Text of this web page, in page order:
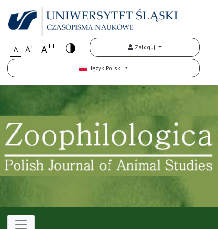
A A+ A++ Zaloguj
Język Polski